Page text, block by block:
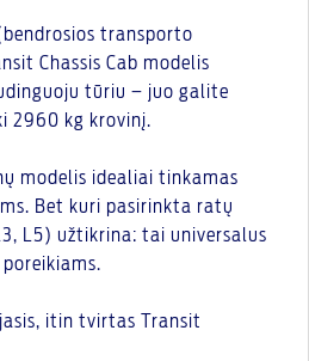
transporto
Chassis Cab modelis
tūriu – juo galite
2960 kg krovinį.
modelis idealiai tinkamas
Bet kuri pasirinkta ratų
L5) užtikrina: tai universalus
itin tvirtas Transit